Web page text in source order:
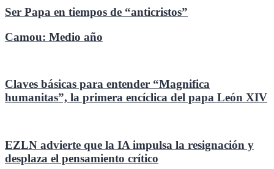
Ser Papa en tiempos de “anticristos”
Camou: Medio año
Claves básicas para entender “Magnifica
humanitas”, la primera encíclica del papa León XIV
EZLN advierte que la IA impulsa la resignación y
desplaza el pensamiento crítico